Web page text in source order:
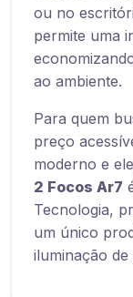
ou no
permite uma
ao ambiente.
Para quem
preço
moderno e
2 Focos Ar7
Tecnologia,
um único
iluminação